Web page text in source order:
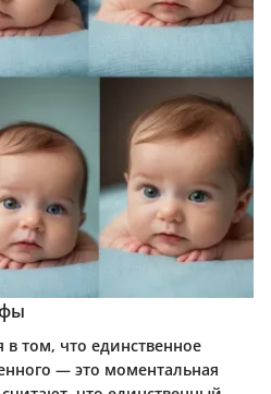
том, что единственное
— это моментальная